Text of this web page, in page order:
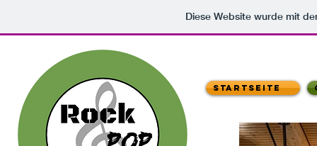
Diese Website wurde mit
Startseite